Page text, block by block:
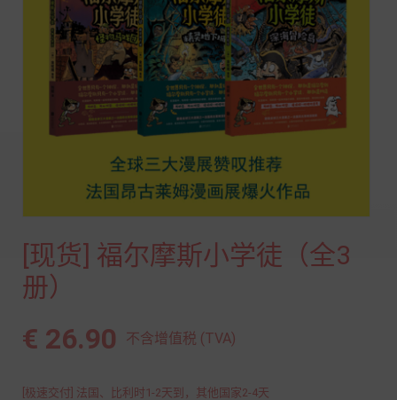
[现货] 福尔摩斯小学徒（全3
册）
€ 26.90 不含增值税 (TVA)
[极速交付] 法国、比利时1-2天到，其他国家2-4天